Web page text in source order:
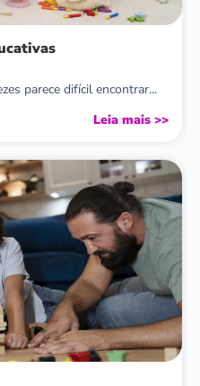
parece difícil encontrar...
Leia mais >>